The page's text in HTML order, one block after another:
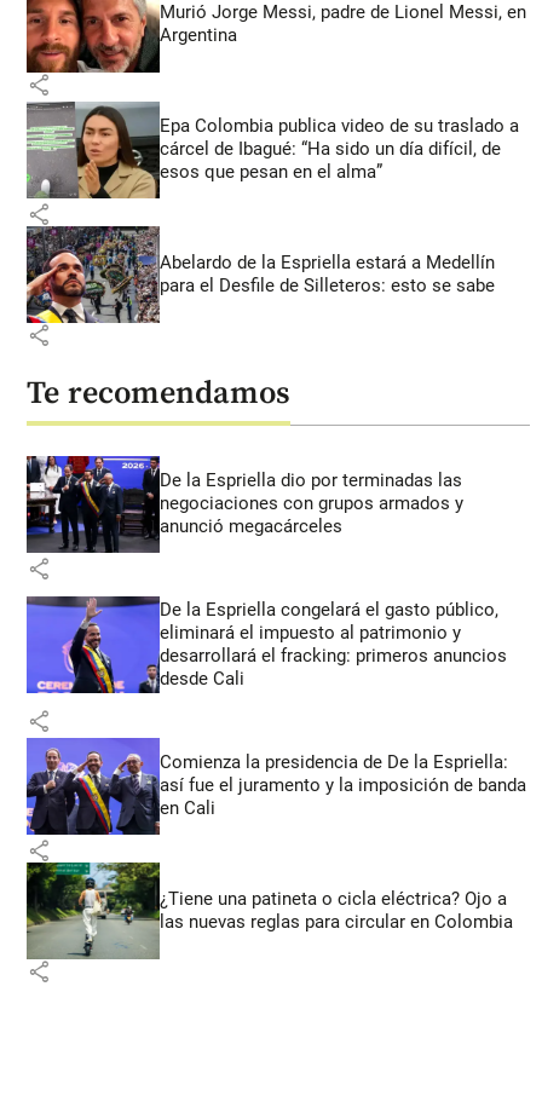
Murió Jorge Messi, padre de Lionel Messi, en
Argentina
share
Epa Colombia publica video de su traslado a
cárcel de Ibagué: “Ha sido un día difícil, de
esos que pesan en el alma”
share
Abelardo de la Espriella estará a Medellín
para el Desfile de Silleteros: esto se sabe
share
Te recomendamos
De la Espriella dio por terminadas las
negociaciones con grupos armados y
anunció megacárceles
share
De la Espriella congelará el gasto público,
eliminará el impuesto al patrimonio y
desarrollará el fracking: primeros anuncios
desde Cali
share
Comienza la presidencia de De la Espriella:
así fue el juramento y la imposición de banda
en Cali
share
¿Tiene una patineta o cicla eléctrica? Ojo a
las nuevas reglas para circular en Colombia
share